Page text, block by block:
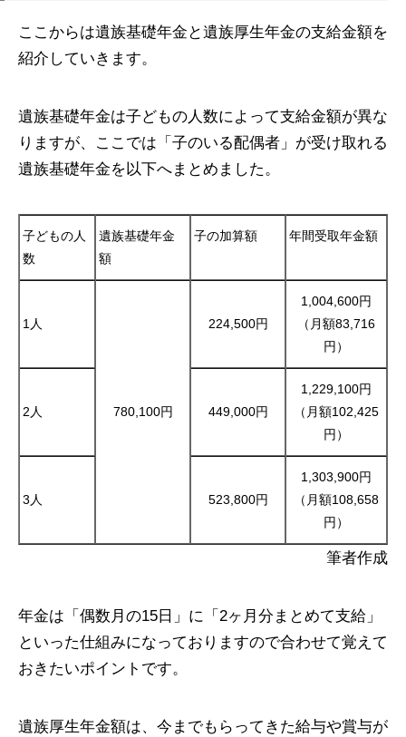
ここからは遺族基礎年金と遺族厚生年金の支給金額を
紹介していきます。
遺族基礎年金は子どもの人数によって支給金額が異な
りますが、ここでは「子のいる配偶者」が受け取れる
遺族基礎年金を以下へまとめました。
子どもの人
数
遺族基礎年金
額
子の加算額 年間受取年金額
1人
780,100円
224,500円
1,004,600円
（月額83,716
円）
2人 449,000円
1,229,100円
（月額102,425
円）
3人 523,800円
1,303,900円
（月額108,658
円）
筆者作成
年金は「偶数月の15日」に「2ヶ月分まとめて支給」
といった仕組みになっておりますので合わせて覚えて
おきたいポイントです。
遺族厚生年金額は、今までもらってきた給与や賞与が